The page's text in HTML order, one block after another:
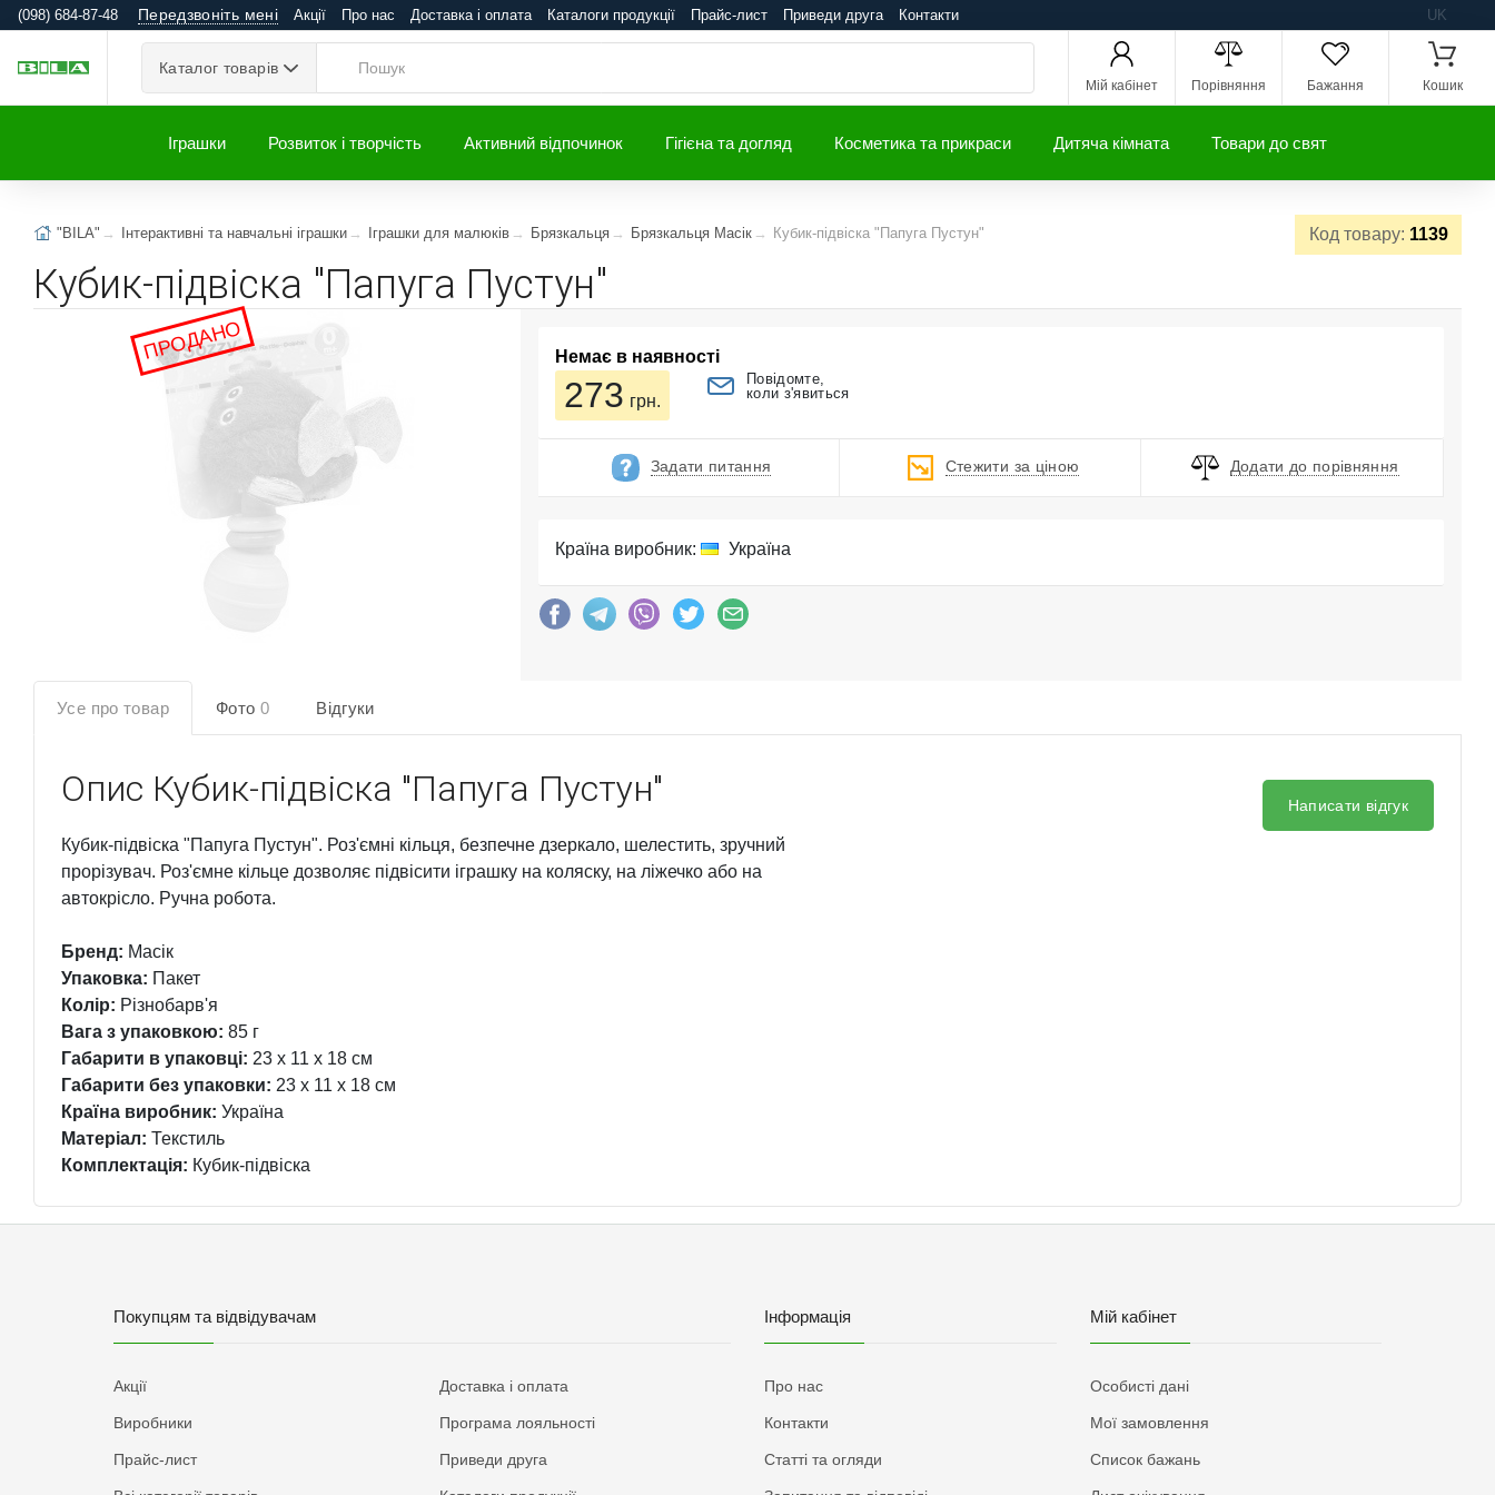
(098) 684-87-48 Передзвоніть мені Акції Про нас Доставка і оплата Каталоги продукції Прайс-лист Приведи друга Контакти UK
Каталог товарів
Мій кабінет Порівняння Бажання Кошик
Іграшки Розвиток і творчість Активний відпочинок Гігієна та догляд Косметика та прикраси Дитяча кімната Товари до свят
Код товару: 1139
"BILA" Інтерактивні та навчальні іграшки Іграшки для малюків Брязкальця Брязкальця Масік Кубик-підвіска "Папуга Пустун"
Кубик-підвіска "Папуга Пустун"
ПРОДАНО Немає в наявності
273 грн.
Повідомте,
коли з'явиться
Задати питання Стежити за ціною Додати до порівняння
Країна виробник: Україна
Усе про товар Фото 0 Відгуки
Опис Кубик-підвіска "Папуга Пустун"
Кубик-підвіска "Папуга Пустун". Роз'ємні кільця, безпечне дзеркало, шелестить, зручний
прорізувач. Роз'ємне кільце дозволяє підвісити іграшку на коляску, на ліжечко або на
автокрісло. Ручна робота.
Бренд: Масік
Упаковка: Пакет
Колір: Різнобарв'я
Вага з упаковкою: 85 г
Габарити в упаковці: 23 x 11 x 18 см
Габарити без упаковки: 23 x 11 x 18 см
Країна виробник: Україна
Матеріал: Текстиль
Комплектація: Кубик-підвіска
Написати відгук
Покупцям та відвідувачам
Акції
Виробники
Прайс-лист
Доставка і оплата
Програма лояльності
Приведи друга
Інформація
Про нас
Контакти
Статті та огляди
Мій кабінет
Особисті дані
Мої замовлення
Список бажань